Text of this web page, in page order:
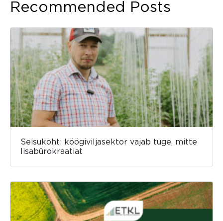
Recommended Posts
Seisukoht: köögiviljasektor vajab tuge, mitte
lisabürokraatiat